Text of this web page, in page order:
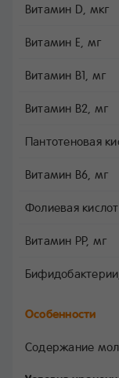
Витамин D, мкг
Витамин E, мг
Витамин B1, мг
Витамин B2, мг
Пантотеновая
Витамин B6, мг
Фолиевая
Витамин PP, мг
Особенности
Содержание